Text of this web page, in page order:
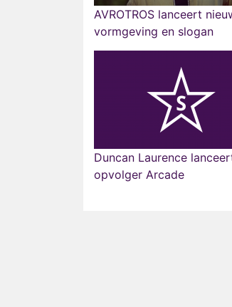
AVROTROS lanceert
vormgeving en slogan
Duncan Laurence
opvolger Arcade